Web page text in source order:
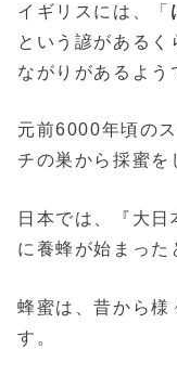
イギリスには、「
という諺がある
ながりがあるよう
元前6000年頃の
チの巣から採蜜を
日本では、『大
に養蜂が始まった
蜂蜜は、昔から様
す。